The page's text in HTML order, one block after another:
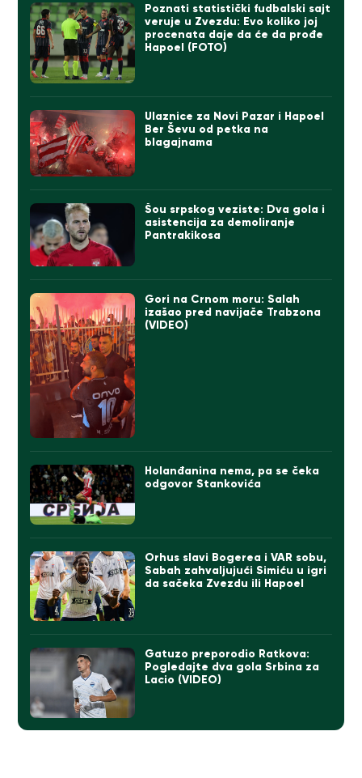
Poznati statistički fudbalski sajt
veruje u Zvezdu: Evo koliko joj
procenata daje da će da prođe
Hapoel (FOTO)
Ulaznice za Novi Pazar i Hapoel
Ber Ševu od petka na
blagajnama
Šou srpskog veziste: Dva gola i
asistencija za demoliranje
Pantrakikosa
Gori na Crnom moru: Salah
izašao pred navijače Trabzona
(VIDEO)
Holanđanina nema, pa se čeka
odgovor Stankovića
Orhus slavi Bogerea i VAR sobu,
Sabah zahvaljujući Simiću u igri
da sačeka Zvezdu ili Hapoel
Gatuzo preporodio Ratkova:
Pogledajte dva gola Srbina za
Lacio (VIDEO)